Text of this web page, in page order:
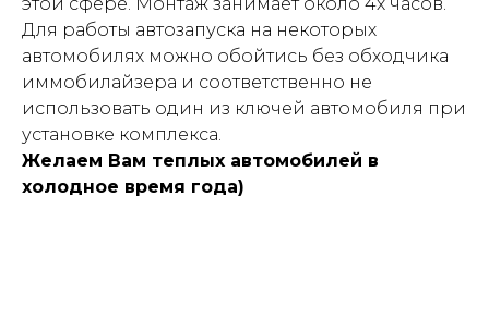
Для работы автозапуска на некоторых
автомобилях можно обойтись без обходчика
иммобилайзера и соответственно не
использовать один из ключей автомобиля при
установке комплекса.
Желаем Вам теплых автомобилей в
холодное время года)